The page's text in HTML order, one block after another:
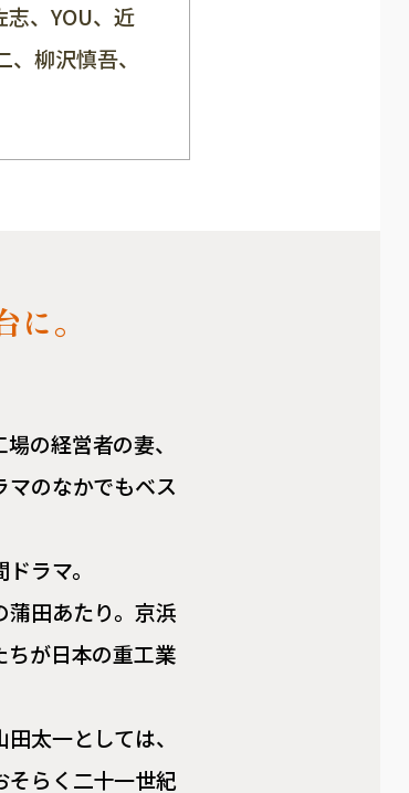
、YOU、近
柳沢慎吾、
。
の経営者の妻、
のなかでもベス
ラマ。
田あたり。京浜
が日本の重工業
太一としては、
そらく二十一世紀